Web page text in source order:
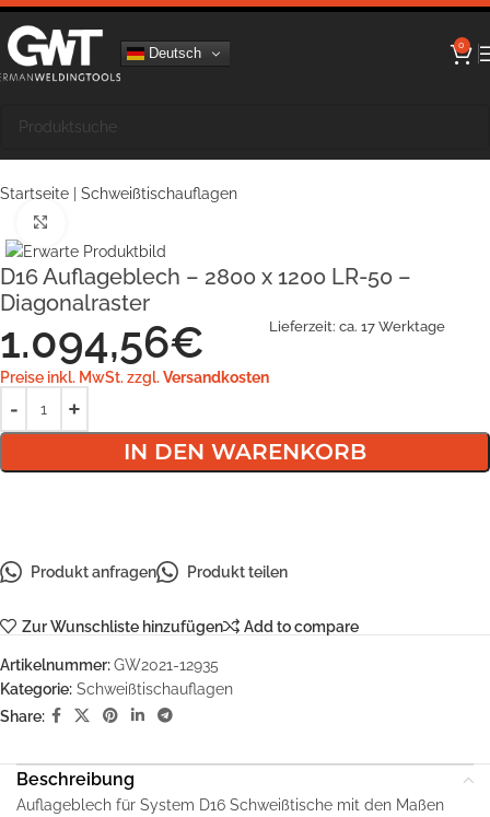
Deutsch 0
Startseite Schweißtischauflagen
D16 Auflageblech – 2800 x 1200 LR-50 –
Diagonalraster
1.094,56€
Preise inkl. MwSt. zzgl.Versandkosten
Lieferzeit: ca. 17 Werktage
IN DEN WARENKORB
Produkt anfragen Produkt teilen
Zur Wunschliste hinzufügen Add to compare
Artikelnummer:GW2021-12935
Kategorie: Schweißtischauflagen
Share:
Beschreibung
Auflageblech für System D16 Schweißtische mit den Maßen